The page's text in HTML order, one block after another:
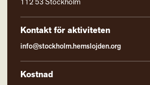
112 53 Stockholm
Kontakt för aktiviteten
info@stockholm.hemslojden.org
Kostnad